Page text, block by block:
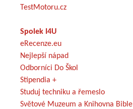
TestMotoru.cz
Spolek I4U
eRecenze.eu
Nejlepší nápad
Odborníci Do Škol
Stipendia +
Studuj techniku a řemeslo
Světové Muzeum a Knihovna Bible